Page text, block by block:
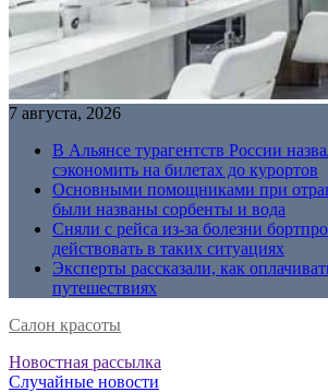
7 августа, 2026
В Альянсе турагентств России
сэкономить на билетах до курортов
Основными помощниками при
были названы сорбенты и вода
Сняли с рейса из-за болезни
действовать в таких ситуациях
Эксперты рассказали, как
путешествиях
Салон красоты
Новостная рассылка
Случайные новости